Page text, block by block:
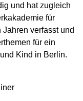
und hat zugleich
für
verfasst und
für ein
Kind in Berlin.